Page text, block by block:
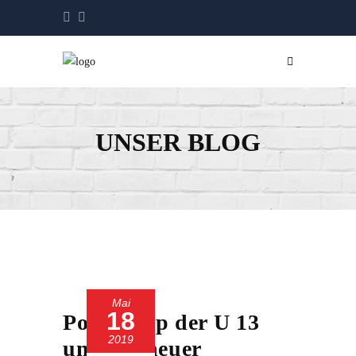
UNSER BLOG
Mai
18
2019
Pokalcoup der U 13
und ein neuer